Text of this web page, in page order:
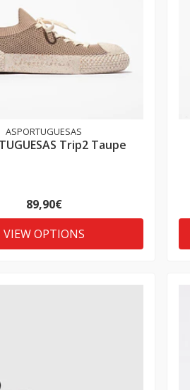
ASPORTUGUESAS
Trip2 Taupe
89,90€
VIEW OPTIONS